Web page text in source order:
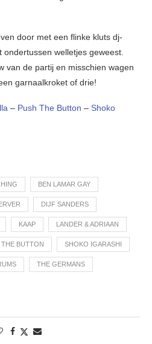
door met een flinke kluts dj-
welletjes geweest.
van de partij en misschien wagen
garnaalkroket of drie!
– Push The Button – Shoko
BEN LAMAR GAY
DIJF SANDERS
KAAP LANDER & ADRIAAN
THE BUTTON SHOKO IGARASHI
THE GERMANS